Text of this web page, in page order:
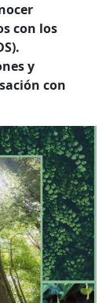
con los
y
con